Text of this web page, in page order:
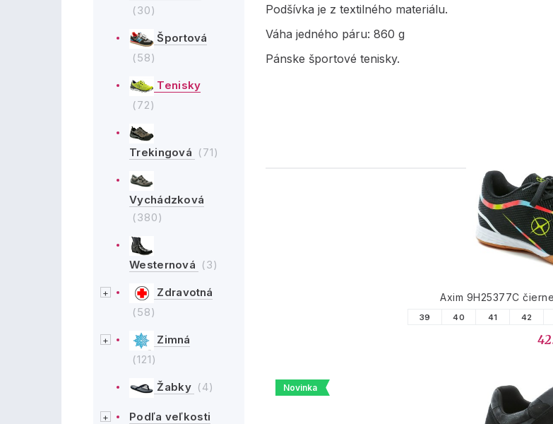
(30)
Športová
(58)
Tenisky
(72)
Trekingová (71)
Vychádzková
(380)
Westernová (3)
Zdravotná
(58)
Zimná
(121)
Žabky (4)
Podľa veľkosti
Podšívka je z textilného materiálu.
Váha jedného páru: 860 g
Pánske športové tenisky.
Axim 9H25377C
39 40 41 42
Novinka